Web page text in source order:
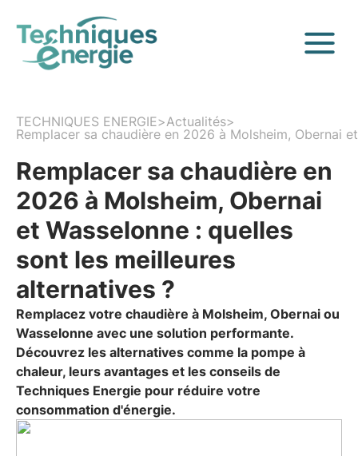
TECHNIQUES ENERGIE>Actualités>
Remplacer sa chaudière en 2026 à Molsheim, Obernai
Remplacer sa chaudière en
2026 à Molsheim, Obernai
et Wasselonne : quelles
sont les meilleures
alternatives ?
Remplacez votre chaudière à Molsheim, Obernai ou
Wasselonne avec une solution performante.
Découvrez les alternatives comme la pompe à
chaleur, leurs avantages et les conseils de
Techniques Energie pour réduire votre
consommation d'énergie.